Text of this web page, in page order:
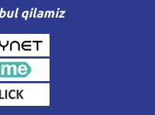
qilamiz